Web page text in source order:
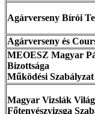
Agárverseny Bírói
Agárverseny és
MEOESZ Magyar
Bizottsága
Működési Szabályzat
Magyar Vizslák
Főtenyészvizsga